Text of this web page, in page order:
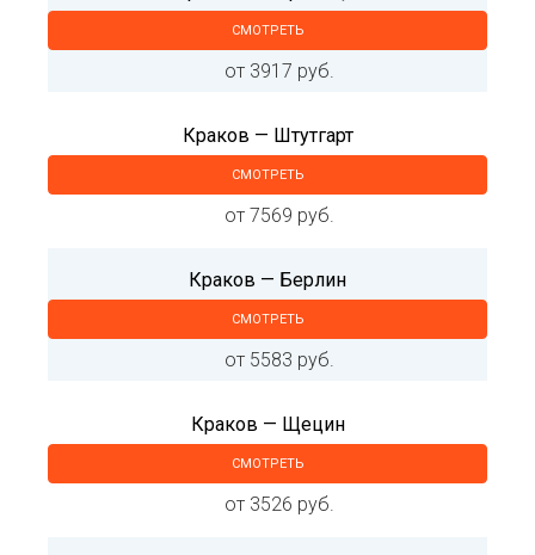
СМОТРЕТЬ
от 3917 руб.
Краков — Штутгарт
СМОТРЕТЬ
от 7569 руб.
Краков — Берлин
СМОТРЕТЬ
от 5583 руб.
Краков — Щецин
СМОТРЕТЬ
от 3526 руб.